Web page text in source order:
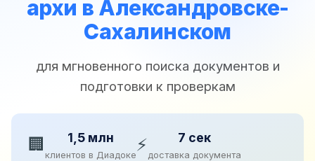
архи в Александровске-
Сахалинском
для мгновенного поиска документов и
подготовки к проверкам
🏢 1,5 млн
клиентов в Диадоке⚡ 7 сек
доставка документа